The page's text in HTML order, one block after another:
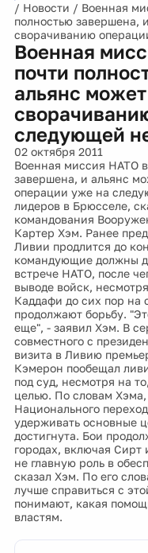
/ Новости / Военная
полностью завершена,
сворачиванию
Военная
почти
альянс
следующей
02 октября 2011
Военная миссия НАТО
завершена, и альянс
операции уже на
лидеров в Брюсселе,
командования
Картер Хэм. Ранее
Ливии продлится до
командующие должны
встрече НАТО, после
выводе войск,
Каддафи до сих пор на
продолжают борьбу.
еще", - заявил Хэм. В
совместного с
визита в Ливию
Кэмерон пообещал
под суд, несмотря на
целью. По словам
Национального
удерживать основные
достигнута. Бои
городах, включая
не главную роль в
сказал Хэм. По его
лучше справиться с
понимают, какая
властям.